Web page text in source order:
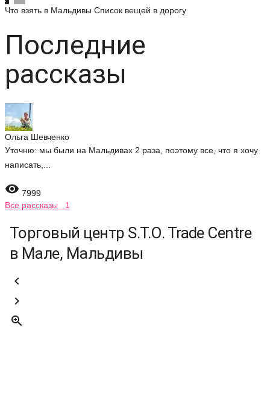
Что взять в Мальдивы Список вещей в дорогу
Последние
рассказы
Ольга Шевченко
Уточню: мы были на Мальдивах 2 раза, поэтому все, что я хочу
написать,...
 7999
Все рассказы 1
Торговый центр S.T.O. Trade Centre
в Мале, Мальдивы


